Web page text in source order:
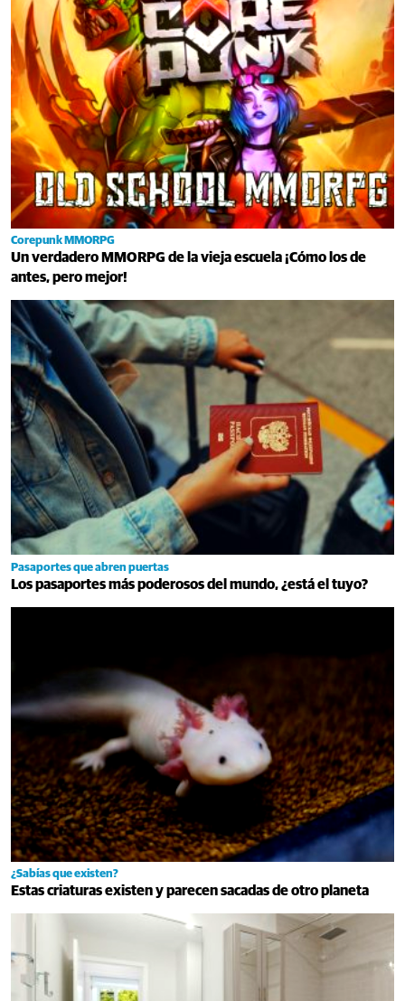
Corepunk MMORPG
Un verdadero MMORPG de la vieja escuela ¡Cómo los de
antes, pero mejor!
Pasaportes que abren puertas
Los pasaportes más poderosos del mundo, ¿está el tuyo?
¿Sabías que existen?
Estas criaturas existen y parecen sacadas de otro planeta